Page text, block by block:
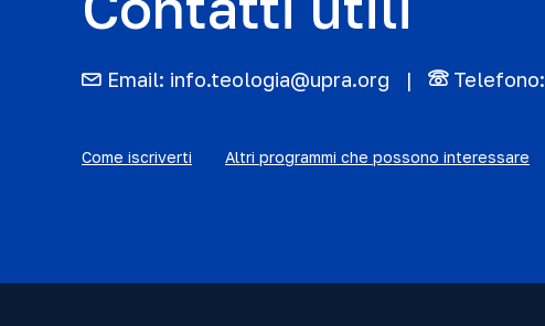
Email: info.teologia@upra.org Telefono:
Come iscriverti Altri programmi che possono interessare